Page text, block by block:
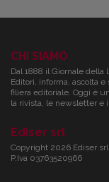
CHI SIAMO
Dal 1888 il Giornale della
Editori, informa, ascolta
filiera editoriale. Oggi è
la rivista, le newsletter e
Ediser srl
Copyright 2026 Ediser srl
P.Iva 03763520966